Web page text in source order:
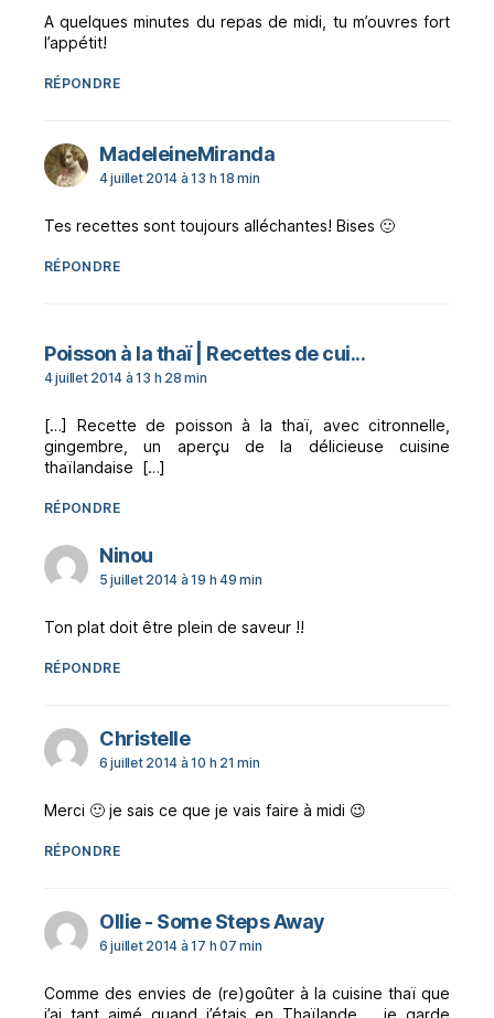
A quelques minutes du repas de midi, tu m’ouvres fort
l’appétit!
RÉPONDRE
MadeleineMirandadit :
4 juillet 2014 à 13 h 18 min
Tes recettes sont toujours alléchantes! Bises 🙂
RÉPONDRE
Poisson à la thaï | Recettes de cui...dit :
4 juillet 2014 à 13 h 28 min
[…] Recette de poisson à la thaï, avec citronnelle,
gingembre, un aperçu de la délicieuse cuisine
thaïlandaise […]
RÉPONDRE
Ninoudit :
5 juillet 2014 à 19 h 49 min
Ton plat doit être plein de saveur !!
RÉPONDRE
Christelledit :
6 juillet 2014 à 10 h 21 min
Merci 🙂 je sais ce que je vais faire à midi 😉
RÉPONDRE
Ollie - Some Steps Awaydit :
6 juillet 2014 à 17 h 07 min
Comme des envies de (re)goûter à la cuisine thaï que
j’ai tant aimé quand j’étais en Thaïlande .. je garde